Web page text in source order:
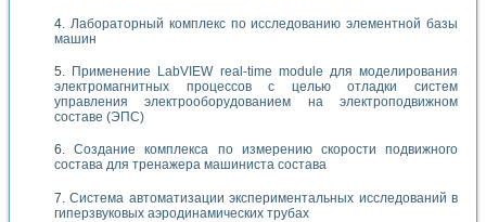
Лабораторный комплекс по исследованию элементной базы
машин
Применение LabVIEW real-time module для моделирования
электромагнитных процессов с целью отладки систем
управления электрооборудованием на электроподвижном
составе (ЭПС)
Создание комплекса по измерению скорости подвижного
состава для тренажера машиниста состава
Система автоматизации экспериментальных исследований в
гиперзвуковых аэродинамических трубах